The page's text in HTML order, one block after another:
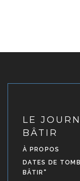
LE
BÂTIR
À PROPOS
DATES DE
BÂTIR"